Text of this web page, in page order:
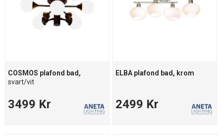
COSMOS plafond bad,
svart/vit
3499 Kr
ELBA plafond bad, krom
2499 Kr